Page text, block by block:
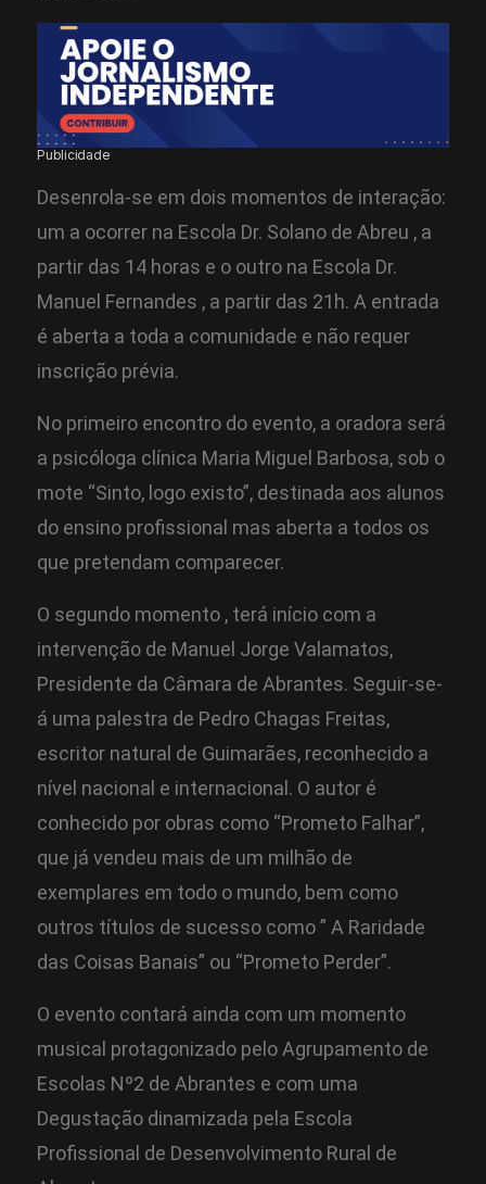
Publicidade
Desenrola-se em dois momentos de interação:
um a ocorrer na Escola Dr. Solano de Abreu , a
partir das 14 horas e o outro na Escola Dr.
Manuel Fernandes , a partir das 21h. A entrada
é aberta a toda a comunidade e não requer
inscrição prévia.
No primeiro encontro do evento, a oradora será
a psicóloga clínica Maria Miguel Barbosa, sob o
mote “Sinto, logo existo”, destinada aos alunos
do ensino profissional mas aberta a todos os
que pretendam comparecer.
O segundo momento , terá início com a
intervenção de Manuel Jorge Valamatos,
Presidente da Câmara de Abrantes. Seguir-se-
á uma palestra de Pedro Chagas Freitas,
escritor natural de Guimarães, reconhecido a
nível nacional e internacional. O autor é
conhecido por obras como “Prometo Falhar”,
que já vendeu mais de um milhão de
exemplares em todo o mundo, bem como
outros títulos de sucesso como ” A Raridade
das Coisas Banais” ou “Prometo Perder”.
O evento contará ainda com um momento
musical protagonizado pelo Agrupamento de
Escolas Nº2 de Abrantes e com uma
Degustação dinamizada pela Escola
Profissional de Desenvolvimento Rural de